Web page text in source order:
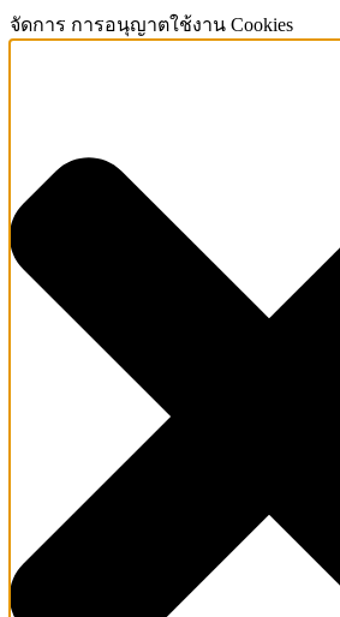
จัดการ การอนุญาตใช้งาน Cookies